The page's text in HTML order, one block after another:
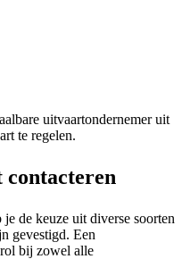
uitvaartondernemer uit
te regelen.
de keuze uit diverse soorten
gevestigd. Een
rol bij zowel alle